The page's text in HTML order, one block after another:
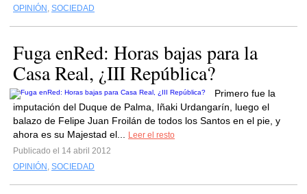
OPINIÓN , SOCIEDAD
Fuga enRed: Horas bajas para la
Casa Real, ¿III República?
Primero fue la
imputación del Duque de Palma, Iñaki Urdangarín, luego el
balazo de Felipe Juan Froilán de todos los Santos en el pie, y
ahora es su Majestad el...
Leer el resto
Publicado el 14 abril 2012
OPINIÓN , SOCIEDAD